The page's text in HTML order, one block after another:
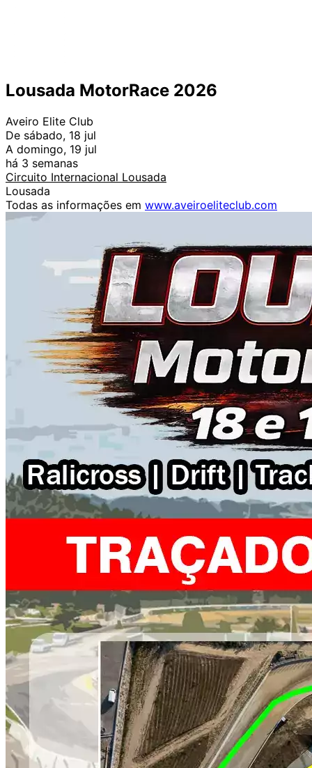
Lousada MotorRace 2026
Aveiro Elite Club
De sábado, 18 jul
A domingo, 19 jul
há 3 semanas
Circuito Internacional Lousada
Lousada
Todas as informações em www.aveiroeliteclub.com